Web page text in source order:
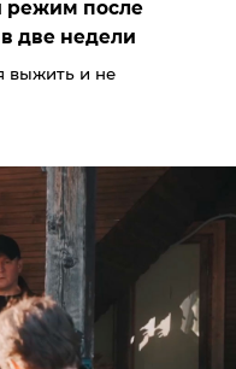
режим после
две недели
выжить и не